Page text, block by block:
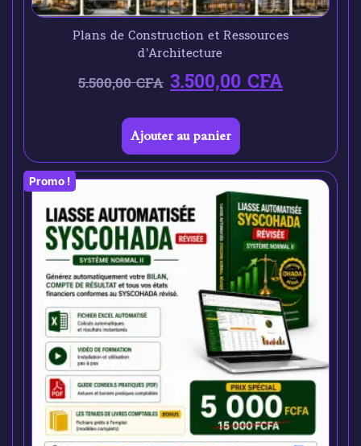
Plans de Construction et Ressources
d’Architecture
5.500,00CFA 3.500,00CFA
Ajouter au panier
Promo !